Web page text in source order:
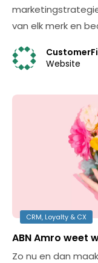
van elk merk en
Website
CRM, Loyalty & CX
ABN Amro weet
Zo nu en dan